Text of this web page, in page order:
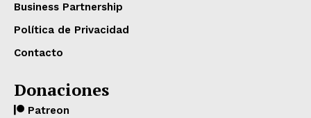
Business Partnership
Política de Privacidad
Contacto
Donaciones
Patreon